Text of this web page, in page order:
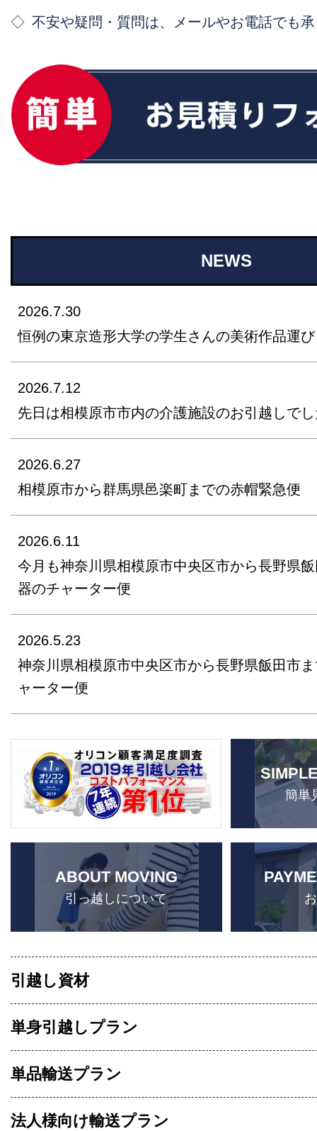
不安や疑問・質問は、メールやお電話でも
NEWS
2026.7.30
恒例の東京造形大学の学生さんの美術作品運び
2026.7.12
先日は相模原市市内の介護施設のお引越しで
2026.6.27
相模原市から群馬県邑楽町までの赤帽緊急便
2026.6.11
今月も神奈川県相模原市中央区市から長野県
器のチャーター便
2026.5.23
神奈川県相模原市中央区市から長野県飯田市
ャーター便
簡単
ABOUT MOVING
引っ越しについて
引越し資材
単身引越しプラン
単品輸送プラン
法人様向け輸送プラン